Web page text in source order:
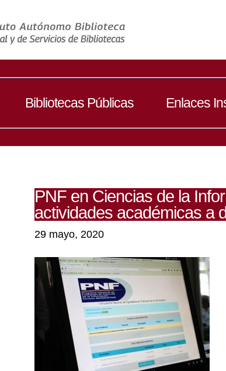
Bibliotecas Públicas Enlaces
PNF en Ciencias de la
actividades académicas a
29 mayo, 2020